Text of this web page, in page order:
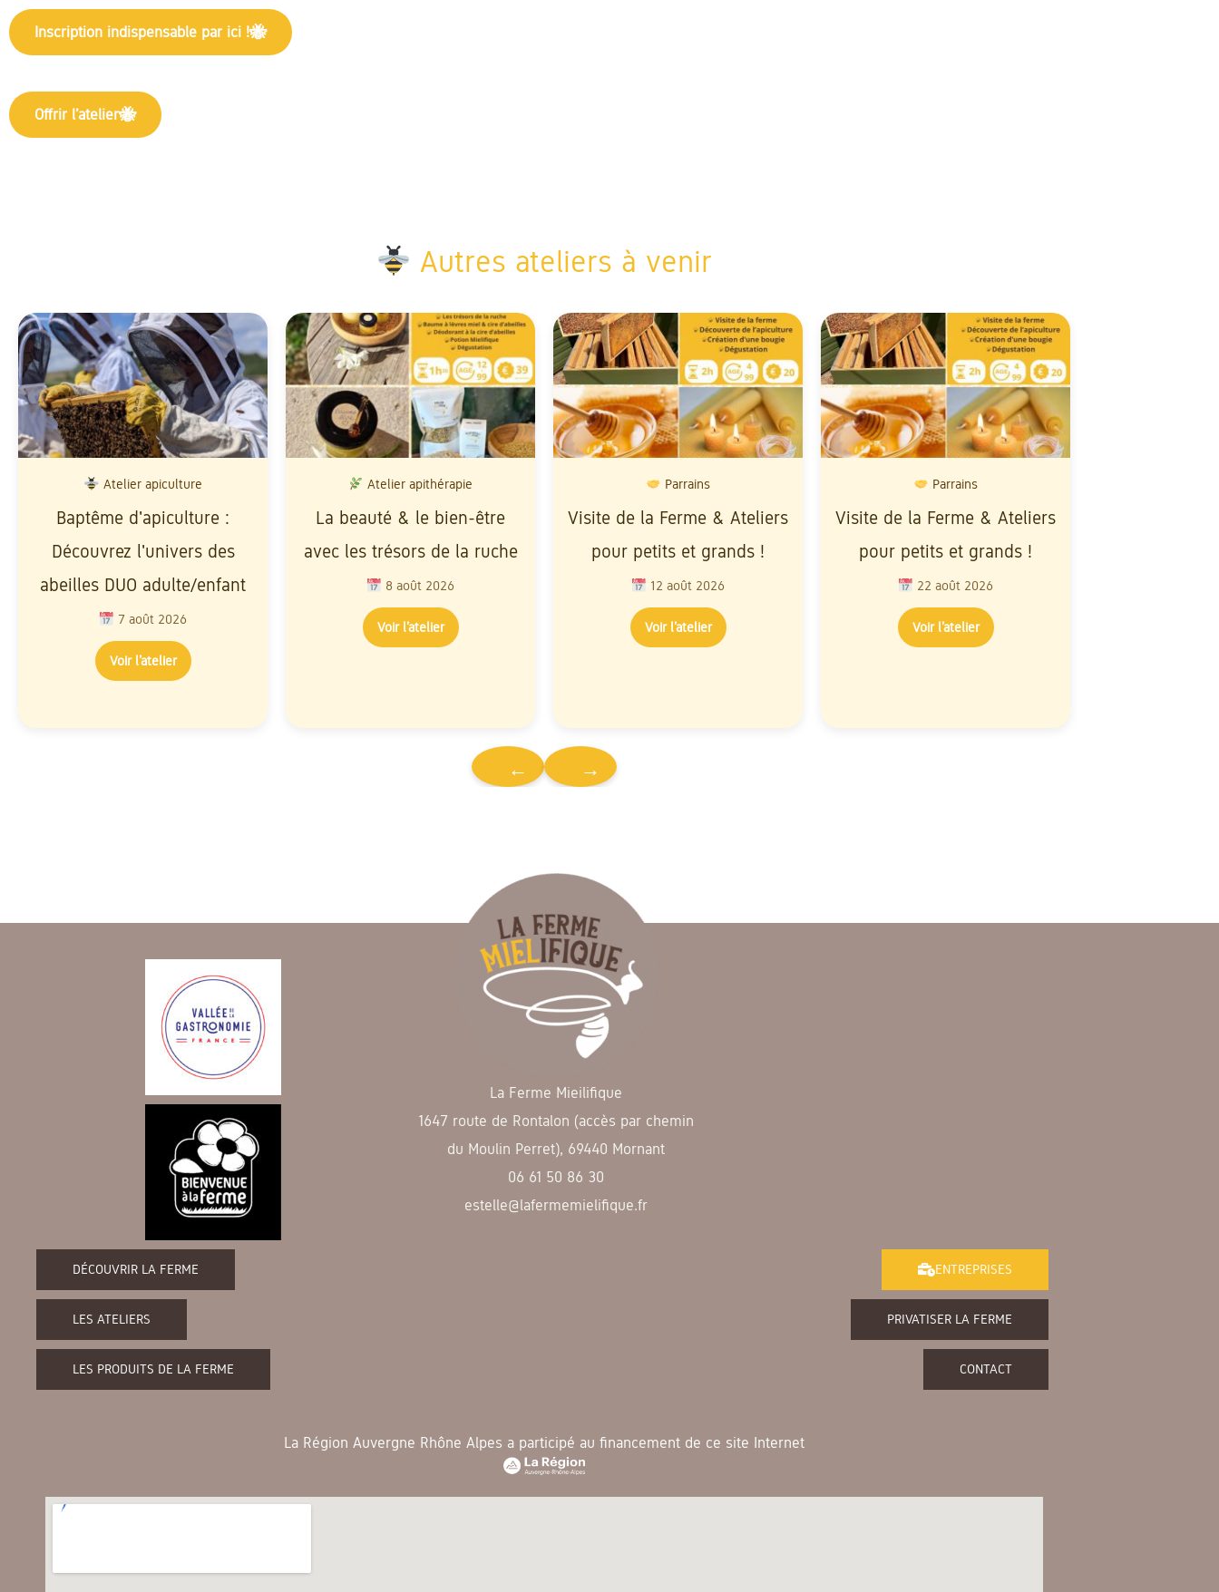
Inscription indispensable par ici !
Offrir l’atelier
Autres ateliers à venir
Atelier apiculture
Baptême d'apiculture :
Découvrez l'univers des
abeilles DUO adulte/enfant
7 août 2026
Voir l’atelier
Atelier apithérapie
La beauté & le bien-être
avec les trésors de la ruche
8 août 2026
Voir l’atelier
Parrains
Visite de la Ferme & Ateliers
pour petits et grands !
12 août 2026
Voir l’atelier
Parrains
Visite de la Ferme & Ateliers
pour petits et grands !
22 août 2026
Voir l’atelier
← →
DÉCOUVRIR LA FERME
LES ATELIERS
LES PRODUITS DE LA FERME
La Ferme Mieilifique
1647 route de Rontalon (accès par chemin
du Moulin Perret), 69440 Mornant
06 61 50 86 30
estelle@lafermemielifique.fr
ENTREPRISES
PRIVATISER LA FERME
CONTACT
La Région Auvergne Rhône Alpes a participé au financement de ce site Internet